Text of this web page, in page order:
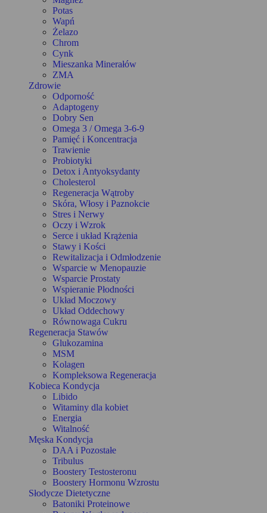
Potas
Wapń
Żelazo
Chrom
Cynk
Mieszanka Minerałów
ZMA
Zdrowie
Odporność
Adaptogeny
Dobry Sen
Omega 3 / Omega 3-6-9
Pamięć i Koncentracja
Trawienie
Probiotyki
Detox i Antyoksydanty
Cholesterol
Regeneracja Wątroby
Skóra, Włosy i Paznokcie
Stres i Nerwy
Oczy i Wzrok
Serce i układ Krążenia
Stawy i Kości
Rewitalizacja i Odmłodzenie
Wsparcie w Menopauzie
Wsparcie Prostaty
Wspieranie Płodności
Układ Moczowy
Układ Oddechowy
Równowaga Cukru
Regeneracja Stawów
Glukozamina
MSM
Kolagen
Kompleksowa Regeneracja
Kobieca Kondycja
Libido
Witaminy dla kobiet
Energia
Witalność
Męska Kondycja
DAA i Pozostałe
Tribulus
Boostery Testosteronu
Boostery Hormonu Wzrostu
Słodycze Dietetyczne
Batoniki Proteinowe